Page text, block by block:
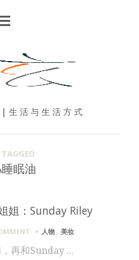
| 生 活 与 生 活 方 式
眠油
姐：Sunday Riley
人物 , 美妆
再和Sunday ...